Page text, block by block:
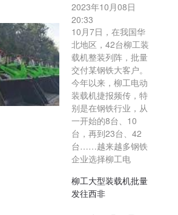
2023年10月08日
20:33
10月7日，在我国华
北地区，42台柳工装
载机整装列阵，批量
交付某钢铁大客户。
今年以来，柳工电动
装载机捷报频传，特
别是在钢铁行业，从
一开始的8台、10
台，再到23台、42
台……越来越多钢铁
企业选择柳工电
柳工大型装载机批量
发往西非